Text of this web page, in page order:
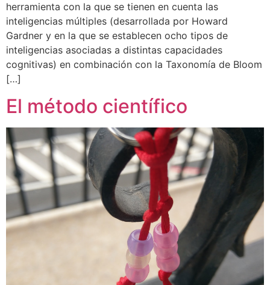
herramienta con la que se tienen en cuenta las
inteligencias múltiples (desarrollada por Howard
Gardner y en la que se establecen ocho tipos de
inteligencias asociadas a distintas capacidades
cognitivas) en combinación con la Taxonomía de Bloom
[…]
El método científico